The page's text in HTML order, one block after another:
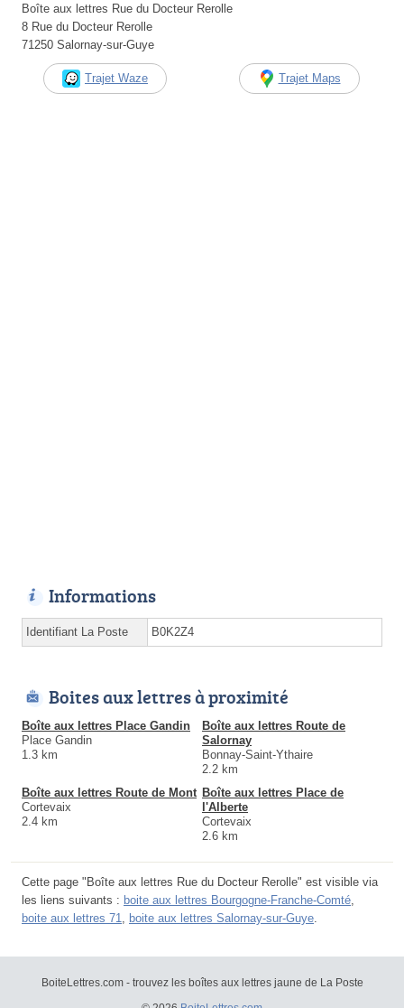
Boîte aux lettres Rue du Docteur Rerolle
8 Rue du Docteur Rerolle
71250 Salornay-sur-Guye
Trajet Waze Trajet Maps
Informations
Identifiant La Poste B0K2Z4
Boites aux lettres à proximité
Boîte aux lettres Place Gandin
Place Gandin
1.3 km
Boîte aux lettres Route de
Salornay
Bonnay-Saint-Ythaire
2.2 km
Boîte aux lettres Route de Mont
Cortevaix
2.4 km
Boîte aux lettres Place de
l'Alberte
Cortevaix
2.6 km
Cette page "Boîte aux lettres Rue du Docteur Rerolle" est visible via
les liens suivants : boite aux lettres Bourgogne-Franche-Comté
boite aux lettres 71
boite aux lettres Salornay-sur-Guye
BoiteLettres.com - trouvez les boîtes aux lettres jaune de La Poste